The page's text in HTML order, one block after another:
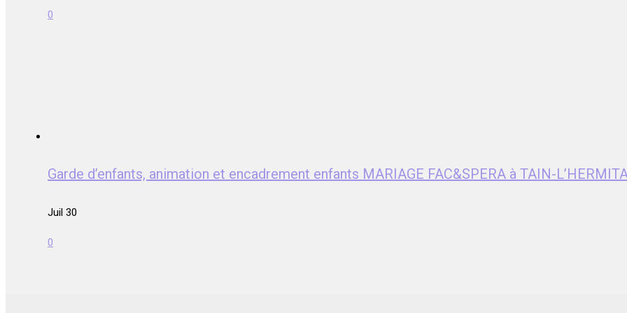
0
Garde d’enfants, animation et encadrement enfants MARIAGE FAC&SPERA à TAIN-
Juil 30
0